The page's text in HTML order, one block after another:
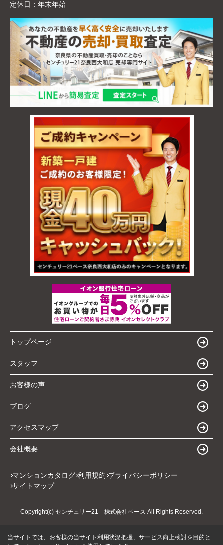
定休日： 年末年始
トップページ
スタッフ
お客様の声
ブログ
アクセスマップ
会社概要
マンションカタログ 利用規約 プライバシーポリシー
サイトマップ
Copyright(c) センチュリー21 株式会社ベース All Rights Reserved.
当サイトでは、お客様の当サイト利用状況把握、サービス向上検討を目的と